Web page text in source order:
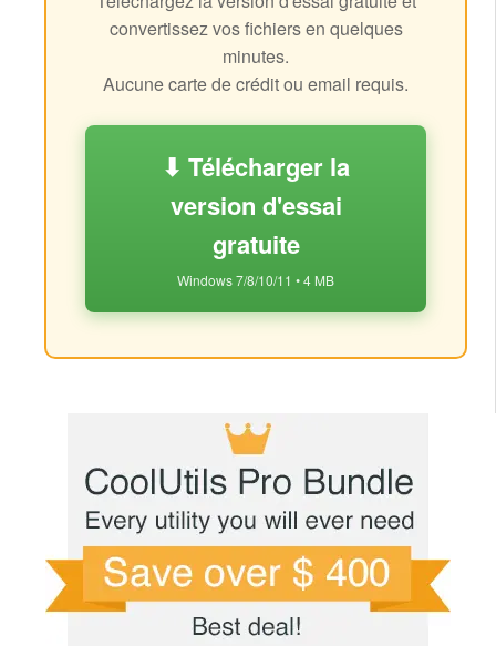
convertissez vos fichiers en quelques
minutes.
Aucune carte de crédit ou email requis.
⬇ Télécharger la
version d'essai
gratuite
Windows 7/8/10/11 • 4 MB